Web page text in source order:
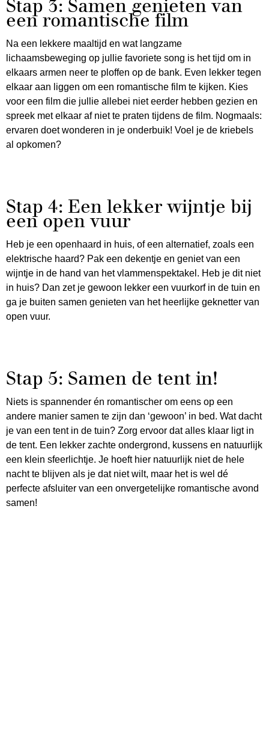
Stap 3: Samen genieten van
een romantische film
Na een lekkere maaltijd en wat langzame
lichaamsbeweging op jullie favoriete song is het tijd om in
elkaars armen neer te ploffen op de bank. Even lekker tegen
elkaar aan liggen om een romantische film te kijken. Kies
voor een film die jullie allebei niet eerder hebben gezien en
spreek met elkaar af niet te praten tijdens de film. Nogmaals:
ervaren doet wonderen in je onderbuik! Voel je de kriebels
al opkomen?
Stap 4: Een lekker wijntje bij
een open vuur
Heb je een openhaard in huis, of een alternatief, zoals een
elektrische haard? Pak een dekentje en geniet van een
wijntje in de hand van het vlammenspektakel. Heb je dit niet
in huis? Dan zet je gewoon lekker een vuurkorf in de tuin en
ga je buiten samen genieten van het heerlijke geknetter van
open vuur.
Stap 5: Samen de tent in!
Niets is spannender én romantischer om eens op een
andere manier samen te zijn dan ‘gewoon’ in bed. Wat dacht
je van een tent in de tuin? Zorg ervoor dat alles klaar ligt in
de tent. Een lekker zachte ondergrond, kussens en natuurlijk
een klein sfeerlichtje. Je hoeft hier natuurlijk niet de hele
nacht te blijven als je dat niet wilt, maar het is wel dé
perfecte afsluiter van een onvergetelijke romantische avond
samen!